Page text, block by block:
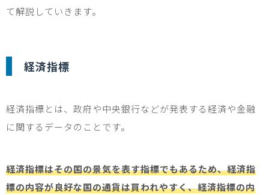
て解説していきます。
経済指標
経済指標とは、政府や中央銀行などが発表する経済や金融
に関するデータのことです。
経済指標はその国の景気を表す指標でもあるため、経済指
標の内容が良好な国の通貨は買われやすく、経済指標の内